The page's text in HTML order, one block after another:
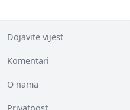
Dojavite vijest
Komentari
O nama